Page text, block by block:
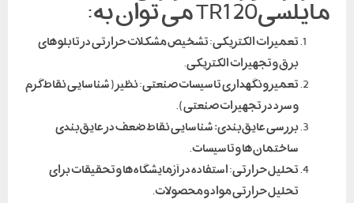
مایلسیTR120 می توان به:
تعمیرات الکتریکی: تشخیص مشکلات حرارتی در تابلوهای
برق و تجهیزات الکتریکی.
تعمیر و نگهداری تاسیسات صنعتی: نظیر( شناسایی نقاط گرم
و سرد در تجهیزات صنعتی).
بررسی عایق‌بندی:شناسایی نقاط ضعف در عایق‌بندی
ساختمان‌ها و تاسیسات.
تحلیل حرارتی: استفاده در آزمایشگاه‌ها و تحقیقات برای
تحلیل حرارتی مواد و محصولات.